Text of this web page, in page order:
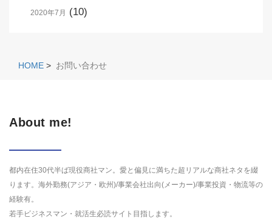
2020年7月 (10)
HOME > お問い合わせ
About me!
都内在住30代半ば現役商社マン。愛と偏見に満ちた超リアルな商社ネタを綴
ります。海外勤務(アジア・欧州)/事業会社出向(メーカー)/事業投資・物流等の
経験有。
若手ビジネスマン・就活生必読サイト目指します。